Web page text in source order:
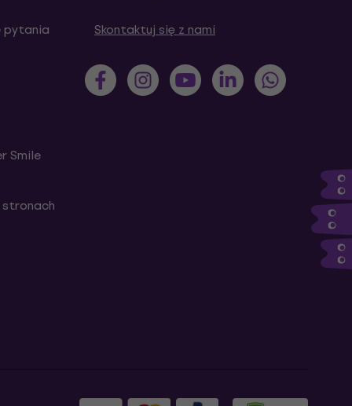
pytania
Smile
stronach
Skontaktuj się z nami